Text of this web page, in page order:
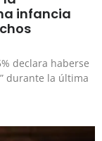
infancia
declara haberse
durante la última